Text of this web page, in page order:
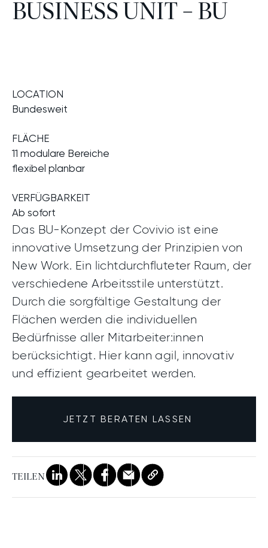
BUSINESS UNIT – BU
LOCATION
Bundesweit
FLÄCHE
11 modulare Bereiche
flexibel planbar
VERFÜGBARKEIT
Ab sofort
Das BU-Konzept der Covivio ist eine
innovative Umsetzung der Prinzipien von
New Work. Ein lichtdurchfluteter Raum, der
verschiedene Arbeitsstile unterstützt.
Durch die sorgfältige Gestaltung der
Flächen werden die individuellen
Bedürfnisse aller Mitarbeiter:innen
berücksichtigt. Hier kann agil, innovativ
und effizient gearbeitet werden.
JETZT BERATEN LASSEN
TEILEN
Telefon
Ja, bitte senden Sie mir das
Ich habe dieDatenschutzhinweise gelesen